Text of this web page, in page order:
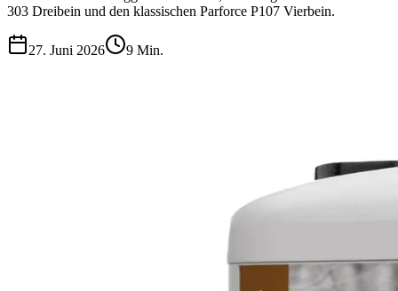
303 Dreibein und den klassischen Parforce P107 Vierbein.
27. Juni 2026 9 Min.